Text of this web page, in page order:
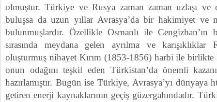
olmuştur. Türkiye ve Rusya zaman zaman uzlaşı ve
buluşsa da uzun yıllar Avrasya’da bir hakimiyet ve
bulunmuşlardır. Özellikle Osmanlı ile
sırasında meydana gelen ayrılma ve
oluşturmuş nihayet Kırım (1853-1856) harbi ile birlikte
onun odağını teşkil eden Türkistan’da önemli
hazırlamıştır. Bugün ise Türkiye, Avrasya’yı
getiren enerji kaynaklarının geçiş güzergahındadır.